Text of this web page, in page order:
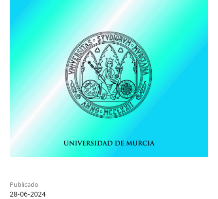
Publicado
28-06-2024